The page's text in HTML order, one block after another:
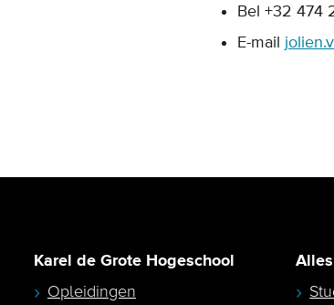
Bel +32 474
E-mail
Karel de Grote Hogeschool
Opleidingen